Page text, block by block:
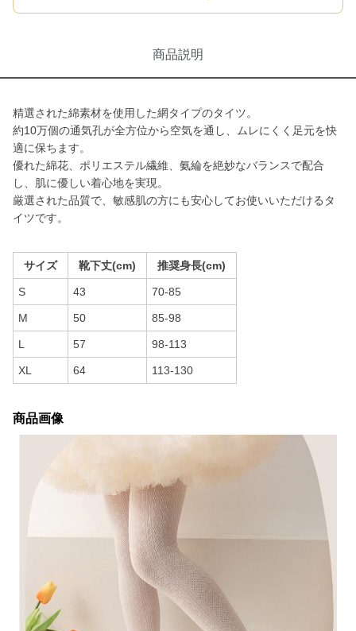
商品説明
精選された綿素材を使用した網タイプのタイツ。
約10万個の通気孔が全方位から空気を通し、ムレにくく足元を快
適に保ちます。
優れた綿花、ポリエステル繊維、氨綸を絶妙なバランスで配合
し、肌に優しい着心地を実現。
厳選された品質で、敏感肌の方にも安心してお使いいただけるタ
イツです。
サイズ 靴下丈(cm) 推奨身長(cm)
S 43 70-85
M 50 85-98
L 57 98-113
XL 64 113-130
商品画像